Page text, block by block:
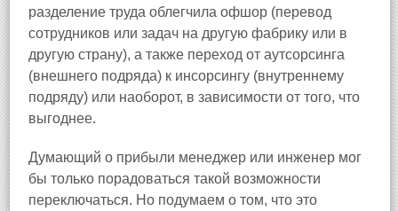
разделение труда облегчила офшор (перевод
сотрудников или задач на другую фабрику или в
другую страну), а также переход от аутсорсинга
(внешнего подряда) к инсорсингу (внутреннему
подряду) или наоборот, в зависимости от того, что
выгоднее.
Думающий о прибыли менеджер или инженер мог
бы только порадоваться такой возможности
переключаться. Но подумаем о том, что это